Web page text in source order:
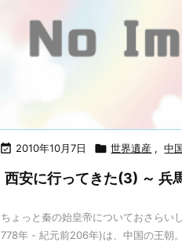
 2010年10月7日  世界遺産 , 中
西安に行ってきた(3) ～ 兵
ちょっと秦の始皇帝についておさらい
778年 - 紀元前206年)は、中国の王朝